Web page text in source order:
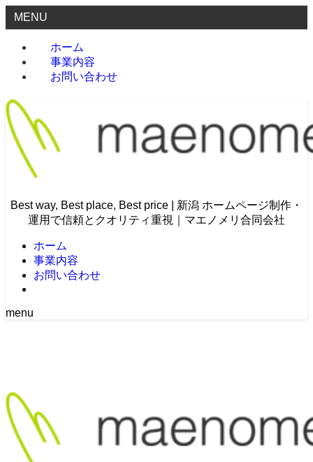
MENU
ホーム
事業内容
お問い合わせ
Best way, Best place, Best price | 新潟 ホームページ制作・
運用で信頼とクオリティ重視｜マエノメリ合同会社
ホーム
事業内容
お問い合わせ
menu